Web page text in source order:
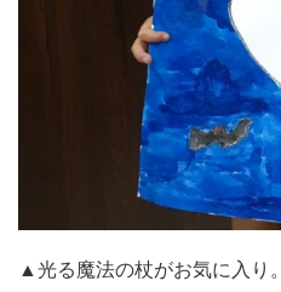
▲光る魔法の杖がお気に入り。